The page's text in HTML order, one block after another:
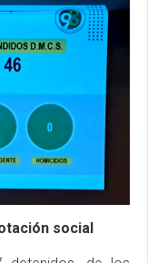
social